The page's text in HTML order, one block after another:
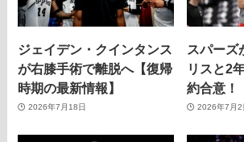
ジェイデン・クインタンス
が右膝手術で離脱へ【復帰
時期の最新情報】
2026年7月18日
スパーズ
リスと2
約合意！
2026年7月2